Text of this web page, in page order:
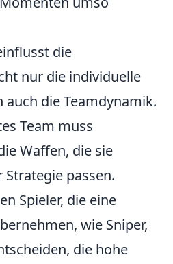
die
nur die individuelle
auch die Teamdynamik.
Team muss
Waffen, die sie
passen.
Spieler, die eine
wie Sniper,
die hohe